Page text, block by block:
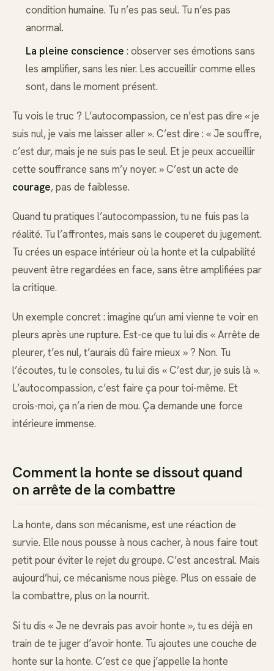
condition humaine. Tu n’es pas seul. Tu n’es pas
anormal.
La pleine conscience : observer ses émotions sans
les amplifier, sans les nier. Les accueillir comme elles
sont, dans le moment présent.
Tu vois le truc ? L’autocompassion, ce n’est pas dire « je
suis nul, je vais me laisser aller ». C’est dire : « Je souffre,
c’est dur, mais je ne suis pas le seul. Et je peux accueillir
cette souffrance sans m’y noyer. » C’est un acte de
courage, pas de faiblesse.
Quand tu pratiques l’autocompassion, tu ne fuis pas la
réalité. Tu l’affrontes, mais sans le couperet du jugement.
Tu crées un espace intérieur où la honte et la culpabilité
peuvent être regardées en face, sans être amplifiées par
la critique.
Un exemple concret : imagine qu’un ami vienne te voir en
pleurs après une rupture. Est-ce que tu lui dis « Arrête de
pleurer, t’es nul, t’aurais dû faire mieux » ? Non. Tu
l’écoutes, tu le consoles, tu lui dis « C’est dur, je suis là ».
L’autocompassion, c’est faire ça pour toi-même. Et
crois-moi, ça n’a rien de mou. Ça demande une force
intérieure immense.
Comment la honte se dissout quand
on arrête de la combattre
La honte, dans son mécanisme, est une réaction de
survie. Elle nous pousse à nous cacher, à nous faire tout
petit pour éviter le rejet du groupe. C’est ancestral. Mais
aujourd’hui, ce mécanisme nous piège. Plus on essaie de
la combattre, plus on la nourrit.
Si tu dis « Je ne devrais pas avoir honte », tu es déjà en
train de te juger d’avoir honte. Tu ajoutes une couche de
honte sur la honte. C’est ce que j’appelle la honte